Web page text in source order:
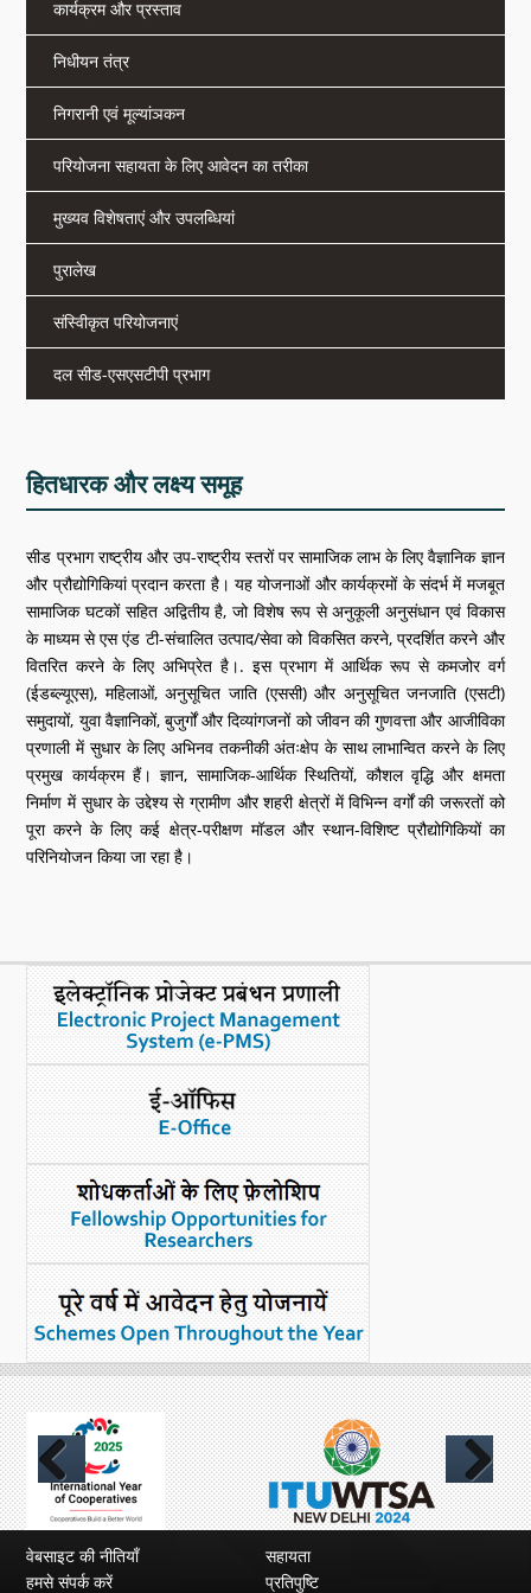
डीएसटी डैशबोर्ड
कार्यक्रम और प्रस्ताव
निधीयन तंत्र
निगरानी एवं मूल्यांञकन
परियोजना सहायता के लिए आवेदन का तरीका
मुख्यव विशेषताएं और उपलब्धियां
पुरालेख
संस्वीिकृत परियोजनाएं
दल सीड-एसएसटीपी प्रभाग
हितधारक और लक्ष्य समूह
सीड प्रभाग राष्ट्रीय और उप-राष्ट्रीय स्तरों पर सामाजिक लाभ के लिए वैज्ञानिक ज्ञान
और प्रौद्योगिकियां प्रदान करता है। यह योजनाओं और कार्यक्रमों के संदर्भ में मजबूत
सामाजिक घटकों सहित अद्वितीय है, जो विशेष रूप से अनुकूली अनुसंधान एवं विकास
के माध्यम से एस एंड टी-संचालित उत्पाद/सेवा को विकसित करने, प्रदर्शित करने और
वितरित करने के लिए अभिप्रेत है।. इस प्रभाग में आर्थिक रूप से कमजोर वर्ग
(ईडब्ल्यूएस), महिलाओं, अनुसूचित जाति (एससी) और अनुसूचित जनजाति (एसटी)
समुदायों, युवा वैज्ञानिकों, बुजुर्गों और दिव्यांगजनों को जीवन की गुणवत्ता और आजीविका
प्रणाली में सुधार के लिए अभिनव तकनीकी अंतःक्षेप के साथ लाभान्वित करने के लिए
प्रमुख कार्यक्रम हैं। ज्ञान, सामाजिक-आर्थिक स्थितियों, कौशल वृद्धि और क्षमता
निर्माण में सुधार के उद्देश्य से ग्रामीण और शहरी क्षेत्रों में विभिन्न वर्गों की जरूरतों को
पूरा करने के लिए कई क्षेत्र-परीक्षण मॉडल और स्थान-विशिष्ट प्रौद्योगिकियों का
परिनियोजन किया जा रहा है।
Previous Next
वेबसाइट की नीतियाँ
सहायता
हमसे संपर्क करें
प्रतिपुष्टि